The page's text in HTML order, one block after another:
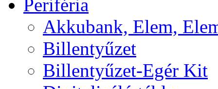
Periféria
Akkubank, Elem,
Billentyűzet
Billentyűzet-Egér Kit